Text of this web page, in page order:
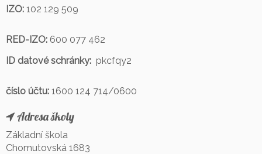
IZO: 102 129 509
RED-IZO: 600 077 462
ID datové schránky: pkcfqy2
číslo účtu: 1600 124 714/0600
Adresa školy
Základní škola
Chomutovská 1683